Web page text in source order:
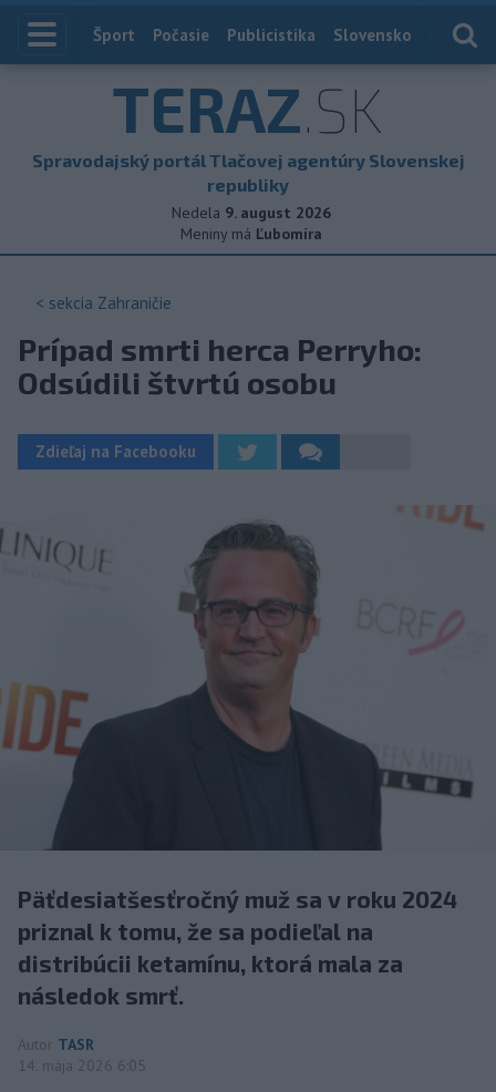
Index
Šport Počasie Publicistika Slovensko
TERAZ.SK
Spravodajský portál Tlačovej agentúry Slovenskej
republiky
Nedela 9. august 2026
Meniny má Ľubomíra
< sekcia Zahraničie
Prípad smrti herca Perryho:
Odsúdili štvrtú osobu
Zdieľaj na Facebooku
Päťdesiatšesťročný muž sa v roku 2024
priznal k tomu, že sa podieľal na
distribúcii ketamínu, ktorá mala za
následok smrť.
Autor TASR
14. mája 2026 6:05